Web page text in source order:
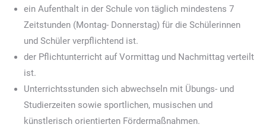
ein Aufenthalt in der Schule von täglich mindestens 7
Zeitstunden (Montag- Donnerstag) für die Schülerinnen
und Schüler verpflichtend ist.
der Pflichtunterricht auf Vormittag und Nachmittag verteilt
ist.
Unterrichtsstunden sich abwechseln mit Übungs- und
Studierzeiten sowie sportlichen, musischen und
künstlerisch orientierten Fördermaßnahmen.